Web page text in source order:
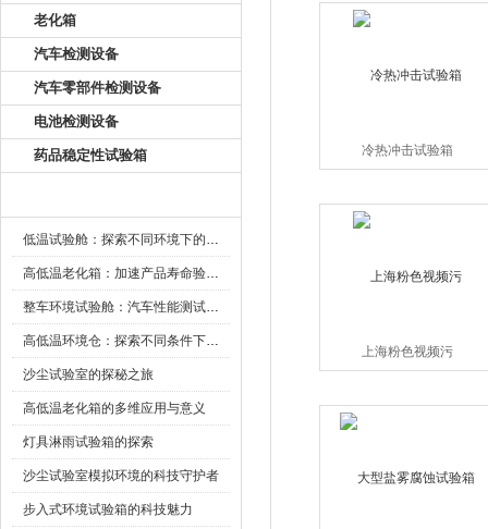
老化箱
汽车检测设备
汽车零部件检测设备
电池检测设备
药品稳定性试验箱
低温试验舱：探索不同环境下的科技边界
高低温老化箱：加速产品寿命验证的可靠伙伴
整车环境试验舱：汽车性能测试的设备
高低温环境仓：探索不同条件下的科学奥秘
沙尘试验室的探秘之旅
高低温老化箱的多维应用与意义
灯具淋雨试验箱的探索
沙尘试验室模拟环境的科技守护者
步入式环境试验箱的科技魅力
冷热冲击试验箱
上海粉色视频污